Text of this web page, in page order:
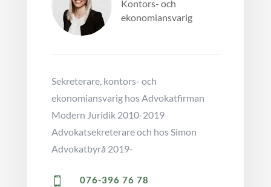
Kontors- och
ekonomiansvarig
Sekreterare, kontors- och
ekonomiansvarig hos Advokatfirman
Modern Juridik 2010-2019
Advokatsekreterare och hos Simon
Advokatbyrå 2019-
 076-396 76 78